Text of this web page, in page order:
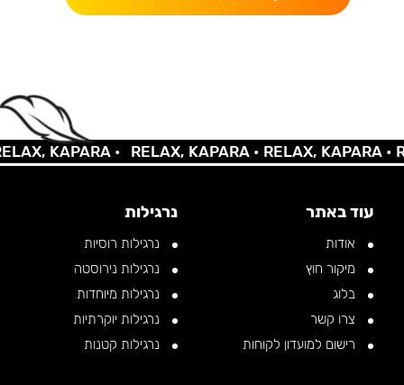
KAPARA • RELAX, KAPARA •RELAX, KAPARA •
עוד באתר
אודות
מיקור חוץ
בלוג
צרו קשר
רישום למועדון לקוחות
נרגילות
נרגילות רוסיות
נרגילות נירוסטה
נרגילות מיוחדות
נרגילות יוקרתיות
נרגילות קטנות